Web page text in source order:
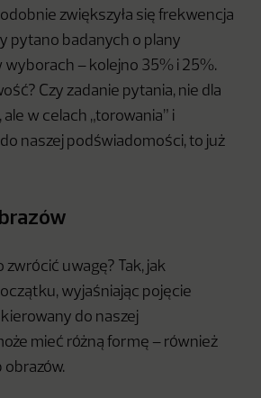
zwiększyła się frekwencja
pytano badanych o plany
wyborach – kolejno 35% i 25%.
Czy zadanie pytania, nie dla
w celach „torowania” i
naszej podświadomości, to już
zwrócić uwagę? Tak, jak
wyjaśniając pojęcie
do naszej
mieć różną formę – również
obrazów.